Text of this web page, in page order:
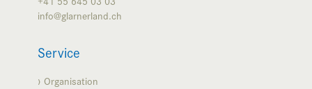
info@glarnerland.ch
Service
Organisation